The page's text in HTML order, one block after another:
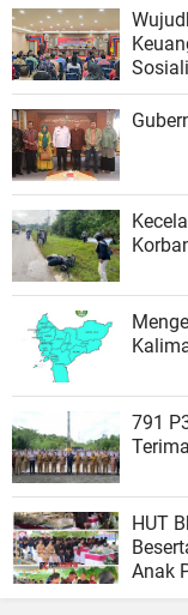
791
HUT
Anak